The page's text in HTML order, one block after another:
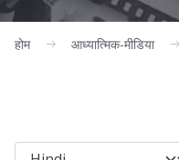
होम आध्यात्मिक-मीडिया